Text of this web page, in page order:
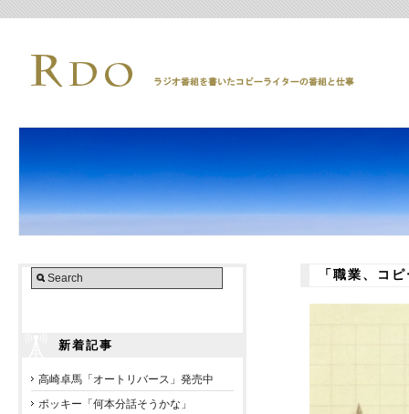
新着記事
高崎卓馬「オートリバース」発売中
ポッキー「何本分話そうかな」
「職業、コ